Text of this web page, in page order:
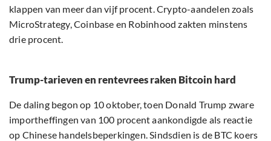
klappen van meer dan vijf procent. Crypto-aandelen zoals
MicroStrategy, Coinbase en Robinhood zakten minstens
drie procent.
Trump-tarieven en rentevrees raken Bitcoin hard
De daling begon op 10 oktober, toen Donald Trump zware
importheffingen van 100 procent aankondigde als reactie
op Chinese handelsbeperkingen. Sindsdien is de BTC koers